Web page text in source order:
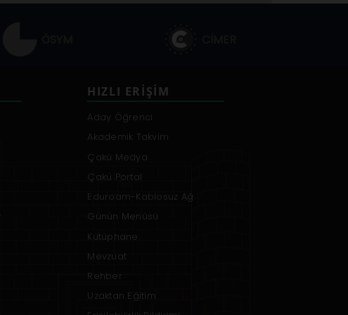
HIZLI ERIŞIM
Aday Öğrenci
Akademik Takvim
Çakü Medya
Çakü Portal
Eduroam-Kablosuz Ağ
Günün Menüsü
Kütüphane
Mevzuat
Rehber
Uzaktan Eğitim